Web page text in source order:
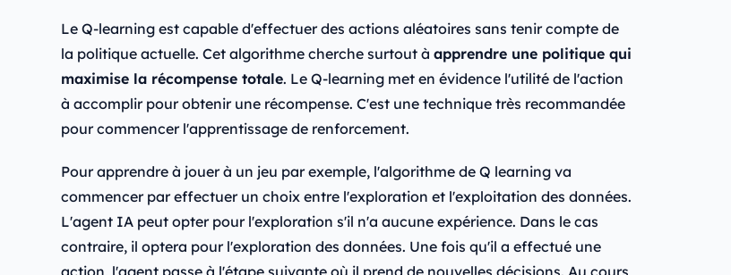
Le Q-learning est capable d'effectuer des actions aléatoires sans tenir compte de
la politique actuelle. Cet algorithme cherche surtout à apprendre une politique qui
maximise la récompense totale. Le Q-learning met en évidence l'utilité de l'action
à accomplir pour obtenir une récompense. C'est une technique très recommandée
pour commencer l'apprentissage de renforcement.
Pour apprendre à jouer à un jeu par exemple, l'algorithme de Q learning va
commencer par effectuer un choix entre l'exploration et l'exploitation des données.
L'agent IA peut opter pour l'exploration s'il n'a aucune expérience. Dans le cas
contraire, il optera pour l'exploration des données. Une fois qu'il a effectué une
action, l'agent passe à l'étape suivante où il prend de nouvelles décisions. Au cours